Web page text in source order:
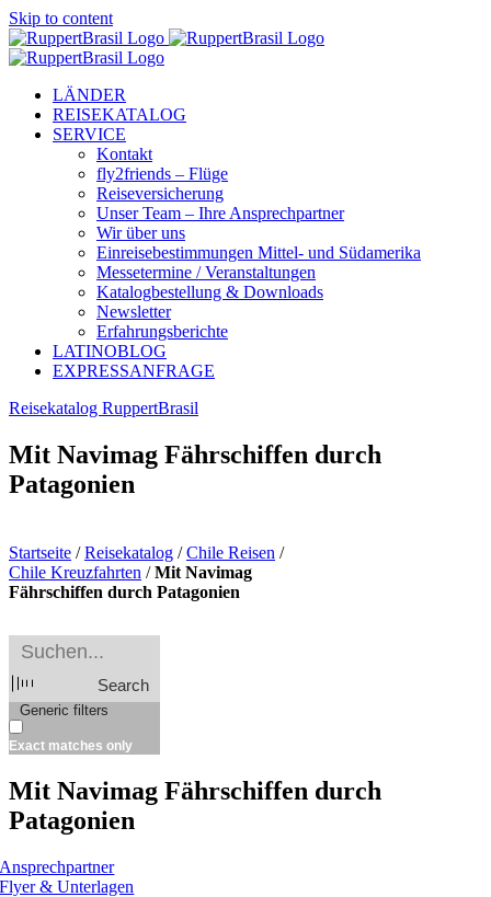
Skip to content
LÄNDER
REISEKATALOG
SERVICE
Kontakt
fly2friends – Flüge
Reiseversicherung
Unser Team – Ihre Ansprechpartner
Wir über uns
Einreisebestimmungen Mittel- und Südamerika
Messetermine / Veranstaltungen
Katalogbestellung & Downloads
Newsletter
Erfahrungsberichte
LATINOBLOG
EXPRESSANFRAGE
Reisekatalog RuppertBrasil
Mit Navimag Fährschiffen durch
Patagonien
Startseite /Reisekatalog /Chile Reisen /
Chile Kreuzfahrten /Mit Navimag
Fährschiffen durch Patagonien
Search
Generic filters
Exact matches only
Mit Navimag Fährschiffen durch
Patagonien
Ansprechpartner
Flyer & Unterlagen